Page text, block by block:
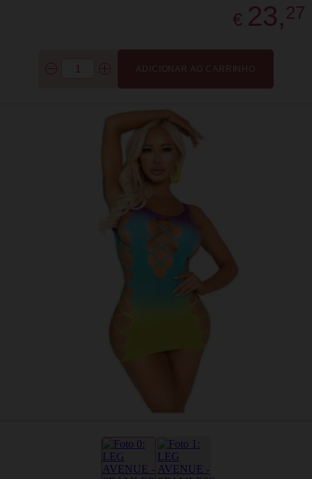
€ 23, 27
ADICIONAR AO CARRINHO